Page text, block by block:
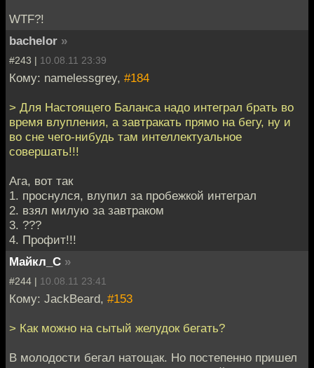
WTF?!
bachelor »
#243 | 10.08.11 23:39
Кому: namelessgrey, #184
> Для Настоящего Баланса надо интеграл брать во
время влупления, а завтракать прямо на бегу, ну и
во сне чего-нибудь там интеллектуальное
совершать!!!
Ага, вот так
1. проснулся, влупил за пробежкой интеграл
2. взял милую за завтраком
3. ???
4. Профит!!!
Майкл_С »
#244 | 10.08.11 23:41
Кому: JackBeard, #153
> Как можно на сытый желудок бегать?
В молодости бегал натощак. Но постепенно пришел